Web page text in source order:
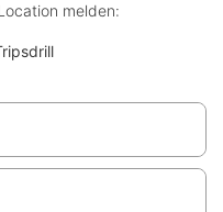
melden: